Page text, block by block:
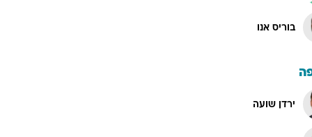
בוריס אנו
ירדן שועה